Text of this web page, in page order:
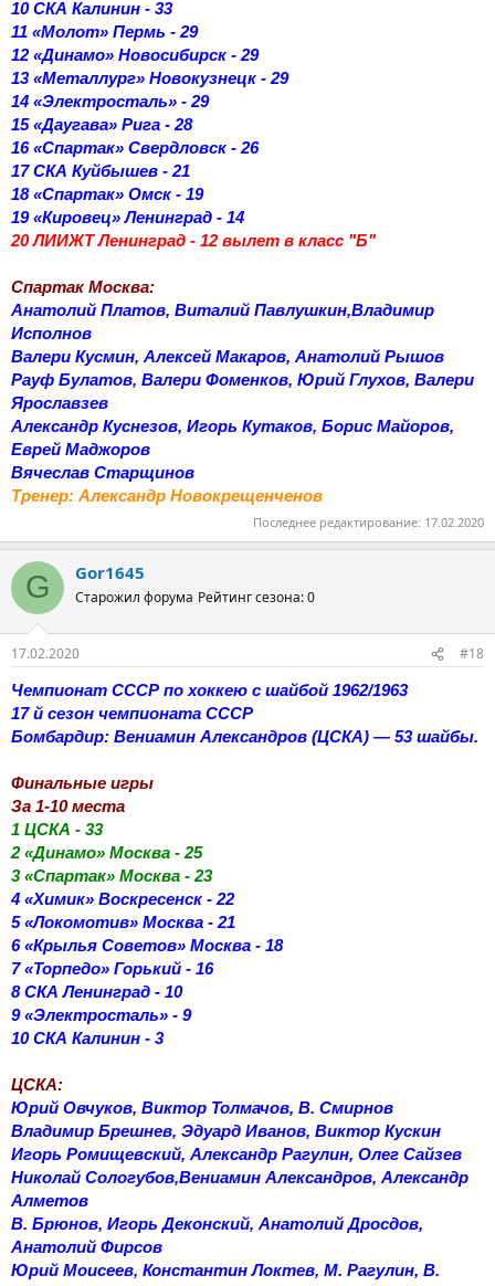
10 СКА Калинин - 33
11 «Молот» Пермь - 29
12 «Динамо» Новосибирск - 29
13 «Металлург» Новокузнецк - 29
14 «Электросталь» - 29
15 «Даугава» Рига - 28
16 «Спартак» Свердловск - 26
17 СКА Куйбышев - 21
18 «Спартак» Омск - 19
19 «Кировец» Ленинград - 14
20 ЛИИЖТ Ленинград - 12 вылет в класс "Б"
Спартак Москва:
Анатолий Платов, Виталий Павлушкин,Владимир
Исполнов
Валери Кусмин, Алексей Макаров, Анатолий Рышов
Рауф Булатов, Валери Фоменков, Юрий Глухов, Валери
Ярославзев
Александр Куснезов, Игорь Кутаков, Борис Майоров,
Еврей Маджоров
Вячеслав Старщинов
Тренер: Александр Новокрещенченов
Последнее редактирование: 17.02.2020
G Gor1645
Старожил форума Рейтинг сезона: 0
17.02.2020
#18
Чемпионат СССР по хоккею с шайбой 1962/1963
17 й сезон чемпионата СССР
Бомбардир: Вениамин Александров (ЦСКА) — 53 шайбы.
Финальные игры
За 1-10 места
1 ЦСКА - 33
2 «Динамо» Москва - 25
3 «Спартак» Москва - 23
4 «Химик» Воскресенск - 22
5 «Локомотив» Москва - 21
6 «Крылья Советов» Москва - 18
7 «Торпедо» Горький - 16
8 СКА Ленинград - 10
9 «Электросталь» - 9
10 СКА Калинин - 3
ЦСКА:
Юрий Овчуков, Виктор Толмачов, В. Смирнов
Владимир Брешнев, Эдуард Иванов, Виктор Кускин
Игорь Ромищевский, Александр Рагулин, Олег Сайзев
Николай Сологубов,Вениамин Александров, Александр
Алметов
В. Брюнов, Игорь Деконский, Анатолий Дросдов,
Анатолий Фирсов
Юрий Моисеев, Константин Локтев, М. Рагулин, В.